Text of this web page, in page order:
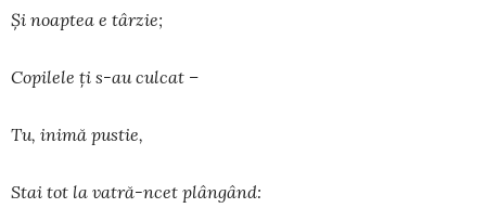
Şi noaptea e târzie;
Copilele ţi s-au culcat –
Tu, inimă pustie,
Stai tot la vatră-ncet plângând: